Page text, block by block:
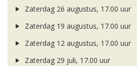
Zaterdag 26 augustus, 17.00 uur
Zaterdag 19 augustus, 17.00 uur
Zaterdag 12 augustus, 17.00 uur
Zaterdag 29 juli, 17.00 uur